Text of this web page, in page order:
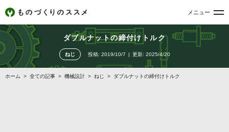
メニュー
ダブルナットの締付けトルク
ねじ 投稿: 2019/10/7 更新: 2025/4/20
ホーム > 全ての記事 > 機械設計 > ねじ > ダブルナットの締付けトルク